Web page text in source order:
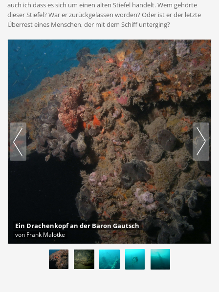
auch ich dass es sich um einen alten Stiefel handelt. Wem gehörte
dieser Stiefel? War er zurückgelassen worden? Oder ist er der letzte
Überrest eines Menschen, der mit dem Schiff unterging?
Ein Drachenkopf an der Baron Gautsch
von Frank Malotke